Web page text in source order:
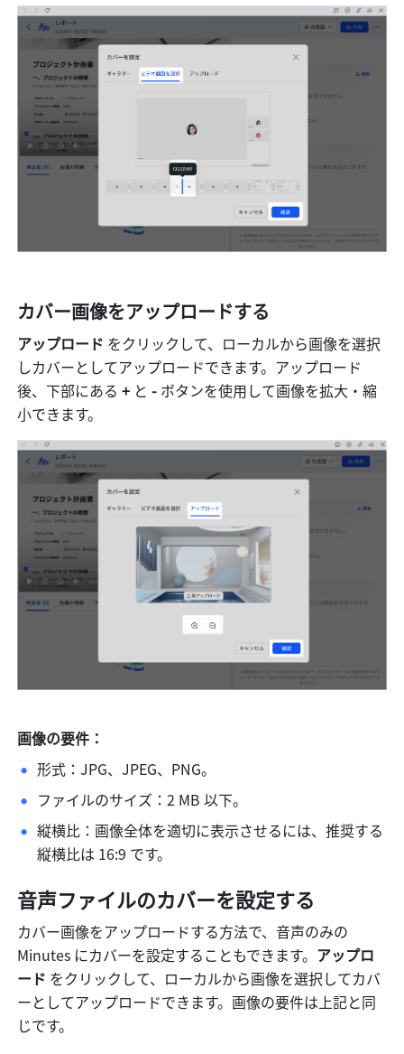
カバー画像をアップロードする
アップロード をクリックして、ローカルから画像を選択
しカバーとしてアップロードできます。アップロード
後、下部にある + と - ボタンを使用して画像を拡大・縮
小できます。
画像の要件：
形式：JPG、JPEG、PNG。
ファイルのサイズ：2 MB 以下。
縦横比：画像全体を適切に表示させるには、推奨する
縦横比は 16:9 です。
音声ファイルのカバーを設定する
カバー画像をアップロードする方法で、音声のみの
Minutes にカバーを設定することもできます。 アップロ
ード をクリックして、ローカルから画像を選択してカバ
ーとしてアップロードできます。画像の要件は上記と同
じです。